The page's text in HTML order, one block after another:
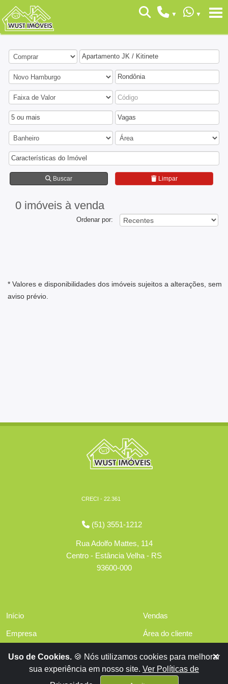
Apartamento JK / Kitinete
Rondônia
5 ou mais Vagas
Características do Imóvel
Buscar Limpar
0 imóveis à venda
Ordenar por:
* Valores e disponibilidades dos imóveis sujeitos a alterações, sem
aviso prévio.
CRECI - 22.361
(51) 3551-1212
Rua Adolfo Mattes, 114
Centro - Estância Velha - RS
93600-000
Início
Empresa
Financiamentos
Vendas
Área do cliente
Contato
Uso de Cookies. 🍪 Nós utilizamos cookies para melhorar
sua experiência em nosso site. Ver Políticas de